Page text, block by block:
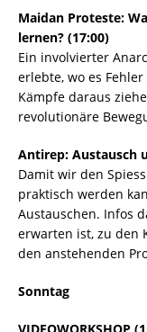
Maidan Proteste:
lernen? (17:00)
Ein involvierter
erlebte, wo es
Kämpfe daraus
revolutionäre
Antirep: Austausch
Damit wir den
praktisch werden
Austauschen. Infos
erwarten ist, zu den
den anstehenden
Sonntag